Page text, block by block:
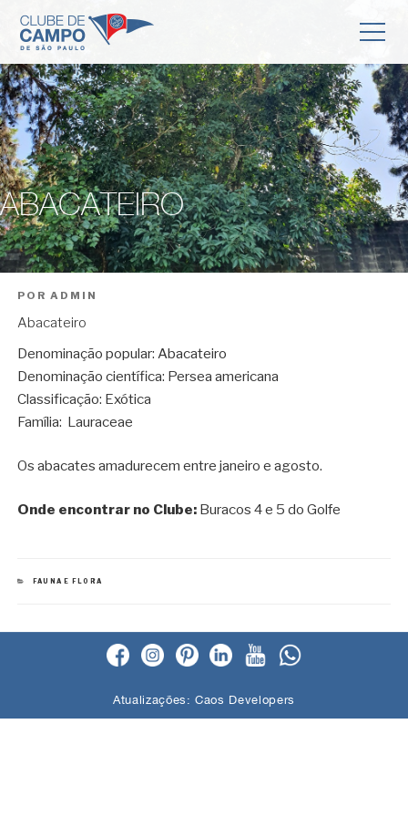
ABACATEIRO
POR ADMIN
Abacateiro
Denominação popular: Abacateiro
Denominação científica: Persea americana
Classificação: Exótica
Família: Lauraceae
Os abacates amadurecem entre janeiro e agosto.
Onde encontrar no Clube:Buracos 4 e 5 do Golfe
CATEGORIAS
FAUNA E FLORA
Atualizações:Caos Developers